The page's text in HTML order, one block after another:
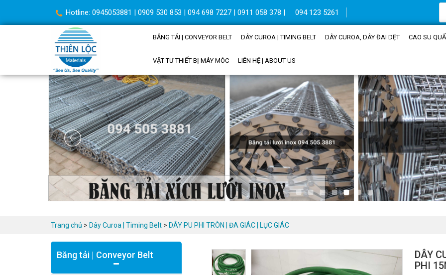
Hotline: 0945053881 | 0909 530 853 | 094 698 7227 | 0911 058 378 | 094 123 5261
BĂNG TẢI | CONVEYOR BELT DÂY CUROA | TIMING BELT DÂY CUROA, DÂY ĐAI DẸT CAO SU
VẬT TƯ THIẾT BỊ MÁY MÓC LIÊN HỆ | ABOUT US
Trang chủ > Dây Curoa | Timing Belt > DÂY PU PHI TRÒN | ĐA GIÁC | LỤC GIÁC
Băng tải | Conveyor Belt
DÂY
PHI